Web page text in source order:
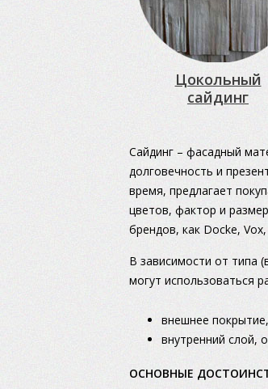
Цокольный
сайдинг
Сайдинг – фасадный
долговечность и
время, предлагает
цветов, фактор и
брендов, как Docke,
В зависимости от типа
могут использоваться
внешнее
внутренний слой,
ОСНОВНЫЕ